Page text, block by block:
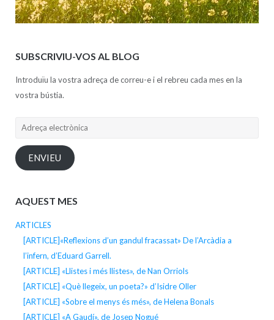
SUBSCRIVIU-VOS AL BLOG
Introduïu la vostra adreça de correu-e i el rebreu cada mes en la
vostra bústia.
Adreça
ENVIEU
AQUEST MES
ARTICLES
[ARTICLE]«Reflexions d’un gandul fracassat» De l’Arcàdia a
l’infern, d’Eduard Garrell.
[ARTICLE] «Llistes i més llistes», de Nan Orriols
[ARTICLE] «Què llegeix, un poeta?» d’Isidre Oller
[ARTICLE] «Sobre el menys és més», de Helena Bonals
[ARTICLE] «A Gaudí», de Josep Nogué